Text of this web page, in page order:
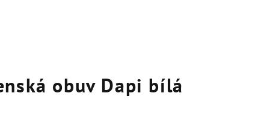
obuv Dapi bílá